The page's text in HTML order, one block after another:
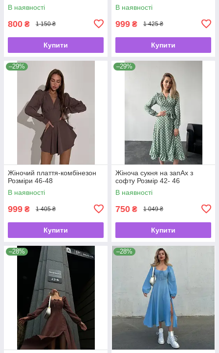
В наявності
800 ₴ 1 150 ₴
Купити
В наявності
999 ₴ 1 425 ₴
Купити
–29%
Жіночий плаття-комбінезон
Розміри 46-48
В наявності
999 ₴ 1 405 ₴
Купити
–29%
Жіноча сукня на запАх з
софту Розмір 42- 46
В наявності
750 ₴ 1 049 ₴
Купити
–28% –28%